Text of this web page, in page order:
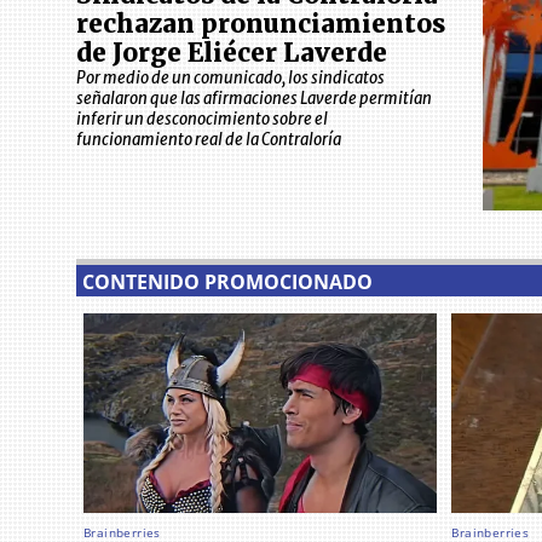
rechazan pronunciamientos
de Jorge Eliécer Laverde
Por medio de un comunicado, los sindicatos
señalaron que las afirmaciones Laverde permitían
inferir un desconocimiento sobre el
funcionamiento real de la Contraloría